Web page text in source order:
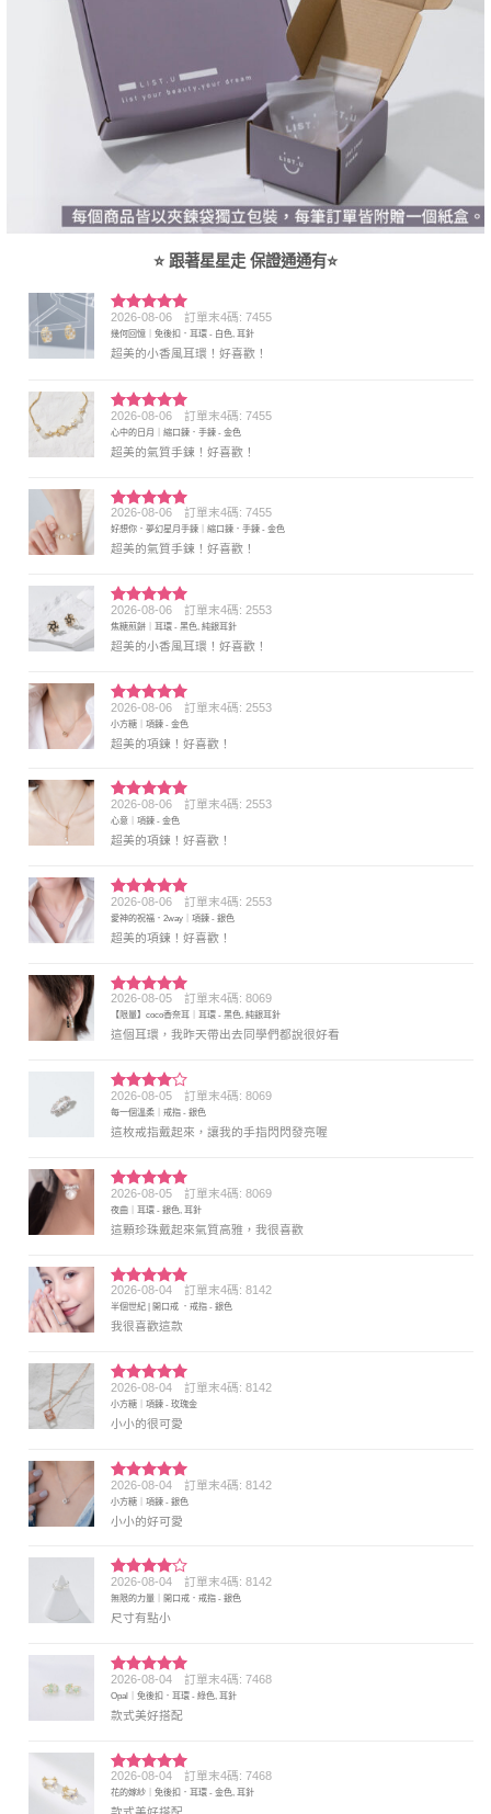
⭐ 跟著星星走 保證通通有⭐
評分5 滿
分 5
2026-08-06 訂單末4碼: 7455
幾何回憶｜免後扣．耳環 - 白色, 耳針
超美的小香風耳環！好喜歡！
評分5 滿
分 5
2026-08-06 訂單末4碼: 7455
心中的日月｜縮口鍊．手鍊 - 金色
超美的氣質手鍊！好喜歡！
評分5 滿
分 5
2026-08-06 訂單末4碼: 7455
好想你．夢幻星月手鍊｜縮口鍊．手鍊 - 金色
超美的氣質手鍊！好喜歡！
評分5 滿
分 5
2026-08-06 訂單末4碼: 2553
焦糖煎餅｜耳環 - 黑色, 純銀耳針
超美的小香風耳環！好喜歡！
評分5滿
分 5
2026-08-06 訂單末4碼: 2553
小方糖｜項鍊 - 金色
超美的項鍊！好喜歡！
評分5 滿
分 5
2026-08-06 訂單末4碼: 2553
心意｜項鍊 - 金色
超美的項鍊！好喜歡！
評分5 滿
分 5
2026-08-06 訂單末4碼: 2553
愛神的祝福．2way｜項鍊 - 銀色
超美的項鍊！好喜歡！
評分5 滿
分 5
2026-08-05 訂單末4碼: 8069
【限量】coco香奈耳｜耳環 - 黑色, 純銀耳針
這個耳環，我昨天帶出去同學們都說很好看
評分4
滿分 5
2026-08-05 訂單末4碼: 8069
每一個溫柔｜戒指 - 銀色
這枚戒指戴起來，讓我的手指閃閃發亮喔
評分5 滿
分 5
2026-08-05 訂單末4碼: 8069
夜曲｜耳環 - 銀色, 耳針
這顆珍珠戴起來氣質高雅，我很喜歡
評分5 滿
分 5
2026-08-04 訂單末4碼: 8142
半個世紀 | 開口戒 ．戒指 - 銀色
我很喜歡這款
評分5 滿
分 5
2026-08-04 訂單末4碼: 8142
小方糖｜項鍊 - 玫瑰金
小小的很可愛
評分5滿
分 5
2026-08-04 訂單末4碼: 8142
小方糖｜項鍊 - 銀色
小小的好可愛
評分4
滿分 5
2026-08-04 訂單末4碼: 8142
無限的力量｜開口戒．戒指 - 銀色
尺寸有點小
評分5 滿
分 5
2026-08-04 訂單末4碼: 7468
Opal｜免後扣．耳環 - 綠色, 耳針
款式美好搭配
評分5 滿
分 5
2026-08-04 訂單末4碼: 7468
花的嫁紗｜免後扣．耳環 - 金色, 耳針